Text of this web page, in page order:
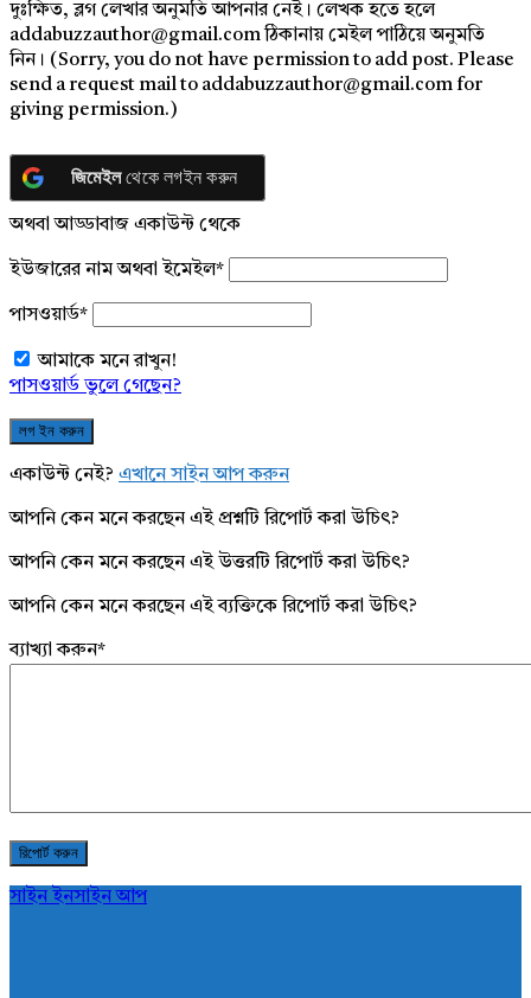
দুঃক্ষিত, ব্লগ লেখার অনুমতি আপনার নেই। লেখক হতে হলে
addabuzzauthor@gmail.com ঠিকানায় মেইল পাঠিয়ে অনুমতি
নিন। (Sorry, you do not have permission to add post. Please
send a request mail to addabuzzauthor@gmail.com for
giving permission.)
জিমেইলথেকে লগইন করুন
অথবা আড্ডাবাজ একাউন্ট থেকে
ইউজারের নাম অথবা ইমেইল*
পাসওয়ার্ড*
আমাকে মনে রাখুন!
পাসওয়ার্ড ভুলে গেছেন?
একাউন্ট নেই? এখানে সাইন আপ করুন
আপনি কেন মনে করছেন এই প্রশ্নটি রিপোর্ট করা উচিৎ?
আপনি কেন মনে করছেন এই উত্তরটি রিপোর্ট করা উচিৎ?
আপনি কেন মনে করছেন এই ব্যক্তিকে রিপোর্ট করা উচিৎ?
ব্যাখ্যা করুন*
সাইন ইনসাইন আপ